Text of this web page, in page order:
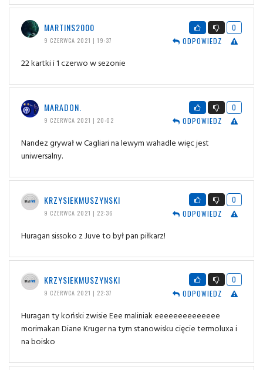
MARTINS2000
9 CZERWCA 2021 | 19:37
0
ODPOWIEDZ
22 kartki i 1 czerwo w sezonie
MARADON.
9 CZERWCA 2021 | 20:02
0
ODPOWIEDZ
Nandez grywał w Cagliari na lewym wahadle więc jest
uniwersalny.
KRZYSIEKMUSZYNSKI
9 CZERWCA 2021 | 22:36
0
ODPOWIEDZ
Huragan sissoko z Juve to był pan piłkarz!
KRZYSIEKMUSZYNSKI
9 CZERWCA 2021 | 22:37
0
ODPOWIEDZ
Huragan ty koński zwisie Eee maliniak eeeeeeeeeeeeee
morimakan Diane Kruger na tym stanowisku cięcie termoluxa i
na boisko